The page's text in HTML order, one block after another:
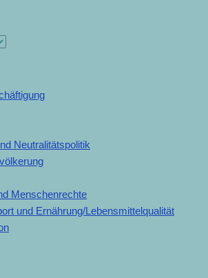
Neutralitätspolitik
Menschenrechte
und Ernährung/Lebensmittelqualität